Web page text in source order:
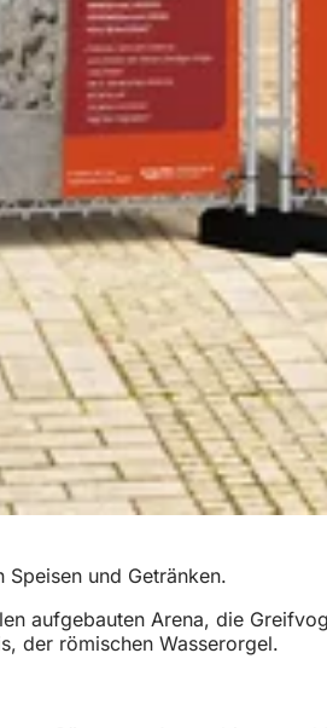
und Getränken.
aufgebauten Arena, die
der römischen Wasserorgel.